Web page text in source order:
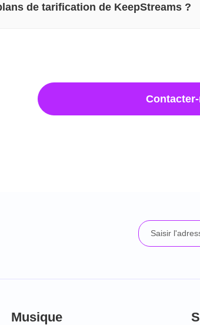
de tarification de KeepStreams ?
Musique